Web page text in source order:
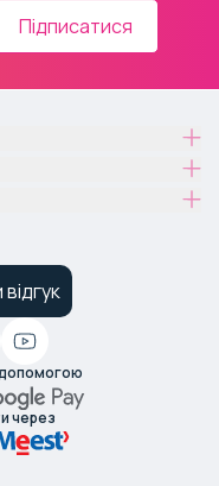
Підписатися
через